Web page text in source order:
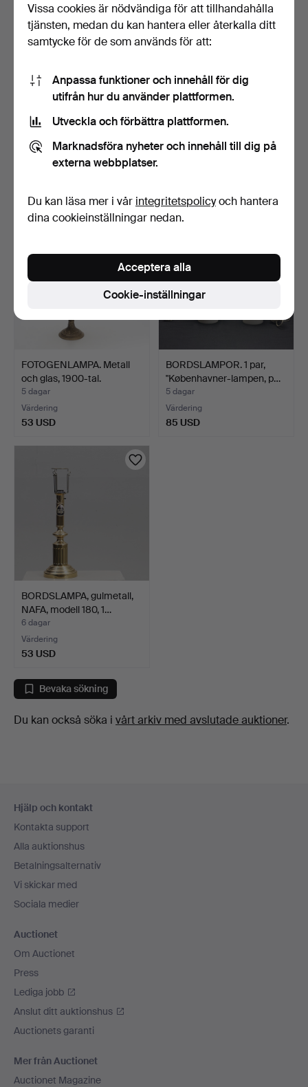
"Thistle", Fog & Moru…
Strindbergstyp, mässing,
FOTOGENLAMPA. Metall
och glas, 1900-tal.
5 dagar
Värdering
53 USD
BORDSLAMPOR. 1 par,
"Københavner-lampen, p…
5 dagar
Värdering
85 USD
BORDSLAMPA, gulmetall,
NAFA, modell 180, 1…
6 dagar
Värdering
53 USD
Bevaka sökning
Du kan också söka i vårt arkiv med avslutade auktioner.
Hjälp och kontakt
Kontakta support
Alla auktionshus
Betalningsalternativ
Vi skickar med
Sociala medier
Auctionet
Om Auctionet
Press
Lediga jobb
Anslut ditt auktionshus
Auctionets garanti
Mer från Auctionet
Auctionet Magazine
Vissa cookies är nödvändiga för att tillhandahålla
tjänsten, medan du kan hantera eller återkalla ditt
samtycke för de som används för att:
Anpassa funktioner och innehåll för dig
utifrån hur du använder plattformen.
Utveckla och förbättra plattformen.
Marknadsföra nyheter och innehåll till dig på
externa webbplatser.
Du kan läsa mer i vår integritetspolicyoch hantera
dina cookieinställningar nedan.
Cookie-inställningar
Acceptera alla